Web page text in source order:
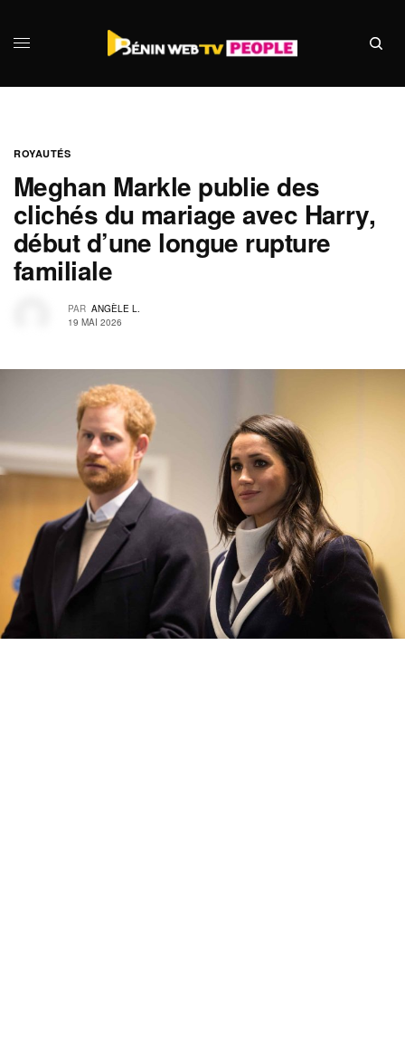
ROYAUTÉS
Meghan Markle publie des
clichés du mariage avec Harry,
début d’une longue rupture
familiale
PAR ANGÈLE L.
19 MAI 2026